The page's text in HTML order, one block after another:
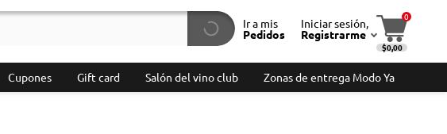
Ir a mis
Pedidos
Iniciar sesión,
Registrarme
0
$0,00
Cupones Gift card Salón del vino club Zonas de entrega Modo Ya